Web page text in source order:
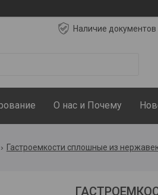
Наличие документов
О нас и Почему
Гастроемкости сплошные из